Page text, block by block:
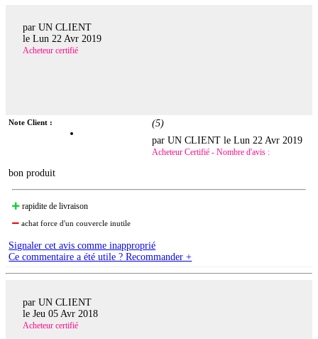
par UN CLIENT
le Lun 22 Avr 2019
Acheteur certifié
Note Client : (5)
par UN CLIENT leLun 22 Avr 2019
Acheteur Certifié - Nombre d'avis :
bon produit
rapidite de livraison
achat force d'un couvercle inutile
Signaler cet avis comme inapproprié
Ce commentaire a été utile ? Recommander +
par UN CLIENT
le Jeu 05 Avr 2018
Acheteur certifié